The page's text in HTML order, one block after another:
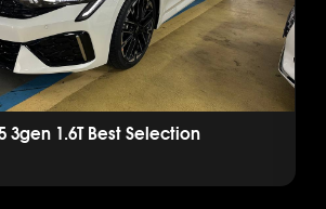
3gen 1.6T Best Selection